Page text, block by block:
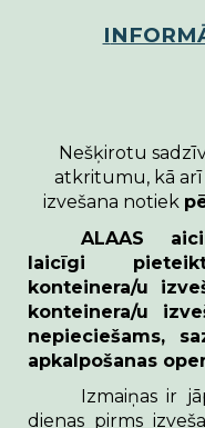
I
Nešķirotu
atkritumu, kā
izvešana notiek
ALAAS
laicīgi
konteinera/u
konteinera/u
nepieciešams,
apkalpošanas
Izmaiņas ir
dienas pirms